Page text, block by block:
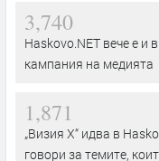
3,740
Haskovo.NET вече е и
кампания на медията
1,871
„Визия Х“ идва в
говори за темите,